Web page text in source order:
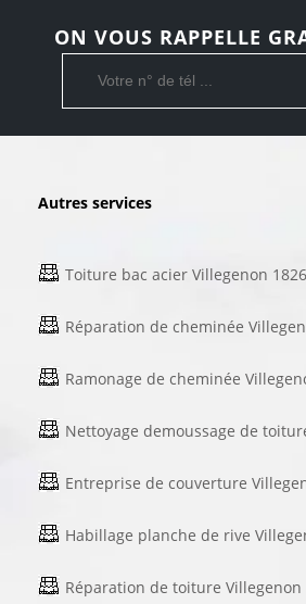
ON VOUS RAPPELLE
Autres services
Toiture bac acier Villegenon
Réparation de cheminée
Ramonage de cheminée
Nettoyage demoussage de
Entreprise de couverture
Habillage planche de rive
Réparation de toiture Villegenon